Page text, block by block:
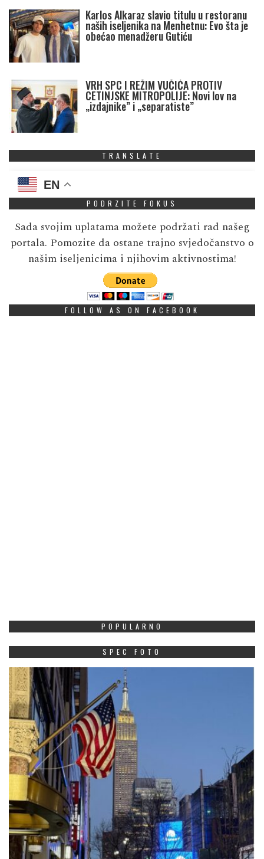
Karlos Alkaraz slavio titulu u restoranu
naših iseljenika na Menhetnu: Evo šta je
obećao menadžeru Gutiću
VRH SPC I REŽIM VUČIĆA PROTIV
CETINJSKE MITROPOLIJE: Novi lov na
„izdajnike” i „separatiste”
TRANSLATE
EN
PODRZITE FOKUS
Sada svojim uplatama možete podržati rad našeg
portala. Pomozite da ostane trajno svjedočanstvo o
našim iseljenicima i njihovim aktivnostima!
FOLLOW AS ON FACEBOOK
POPULARNO
SPEC FOTO